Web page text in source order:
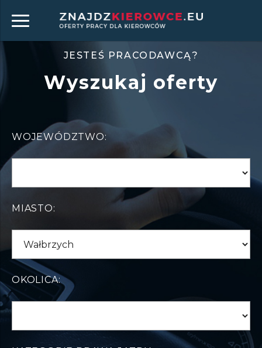
JESTEŚ PRACODAWCĄ?
Wyszukaj oferty
WOJEWÓDZTWO:
MIASTO:
OKOLICA: